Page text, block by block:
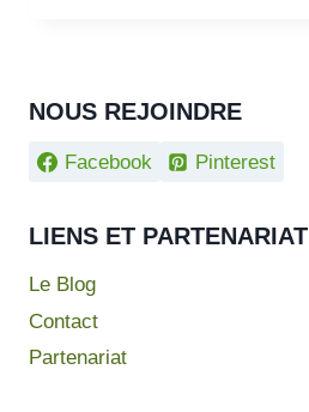
NOUS REJOINDRE
Facebook Pinterest
LIENS ET PARTENARIAT
Le Blog
Contact
Partenariat